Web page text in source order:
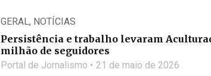
GERAL, NOTÍCIAS
Persistência e trabalho levaram
milhão de seguidores
Portal de Jornalismo 21 de maio de 2026